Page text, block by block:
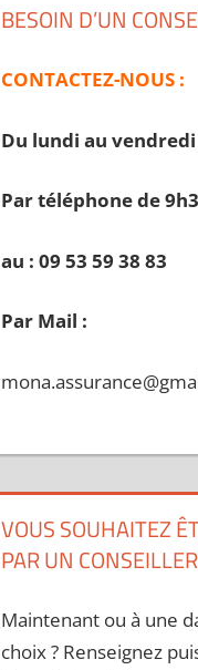
BESOIN D’UN
CONTACTEZ-NOUS :
Du lundi au vendredi
Par téléphone de
au : 09 53 59 38 83
Par Mail :
VOUS SOUHAITEZ
PAR UN CONSEILLER
Maintenant ou à une
choix ? Renseignez